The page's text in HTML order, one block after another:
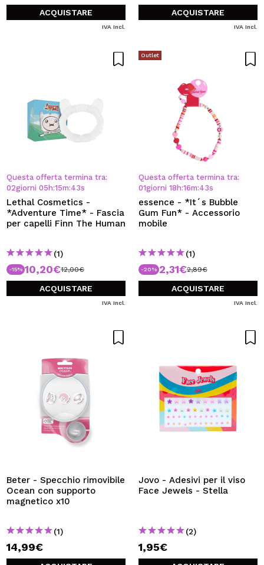
ACQUISTARE
IVA Incl.
ACQUISTARE
IVA Incl.
Questa offerta termina tra:
02giorni 05 h:15m:42s
Lethal Cosmetics -
*Adventure Time* - Fascia
per capelli Finn The Human
(1)
-15% 10,20€12,00€
ACQUISTARE
IVA Incl.
Outlet
Questa offerta termina tra:
01giorni 18 h:16m:42s
essence - *It´s Bubble
Gum Fun* - Accessorio
mobile
(1)
-20% 2,31€2,89€
ACQUISTARE
IVA Incl.
Beter - Specchio rimovibile
Ocean con supporto
magnetico x10
(1)
14,99€
Jovo - Adesivi per il viso
Face Jewels - Stella
(2)
1,95€